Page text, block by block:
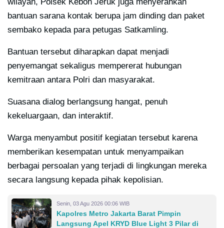
bantuan sarana kontak berupa jam dinding dan paket
sembako kepada para petugas Satkamling.
Bantuan tersebut diharapkan dapat menjadi
penyemangat sekaligus mempererat hubungan
kemitraan antara Polri dan masyarakat.
Suasana dialog berlangsung hangat, penuh
kekeluargaan, dan interaktif.
Warga menyambut positif kegiatan tersebut karena
memberikan kesempatan untuk menyampaikan
berbagai persoalan yang terjadi di lingkungan mereka
secara langsung kepada pihak kepolisian.
Senin, 03 Agu 2026 00:06 WIB
Kapolres Metro Jakarta Barat Pimpin
Langsung Apel KRYD Blue Light 3 Pilar di